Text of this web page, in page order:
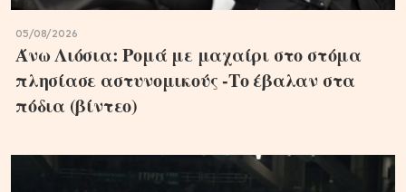
05/08/2026
Άνω Λιόσια: Ρομά με μαχαίρι στο στόμα
πλησίασε αστυνομικούς -Το έβαλαν στα
πόδια (βίντεο)